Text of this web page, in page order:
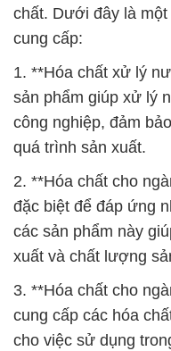
chất. Dưới đây là
cung cấp:
1. **Hóa chất xử lý
sản phẩm giúp xử lý
công nghiệp, đảm
quá trình sản xuất.
2. **Hóa chất cho
đặc biệt để đáp ứng
các sản phẩm này
xuất và chất lượng
3. **Hóa chất cho
cung cấp các hóa
cho việc sử dụng